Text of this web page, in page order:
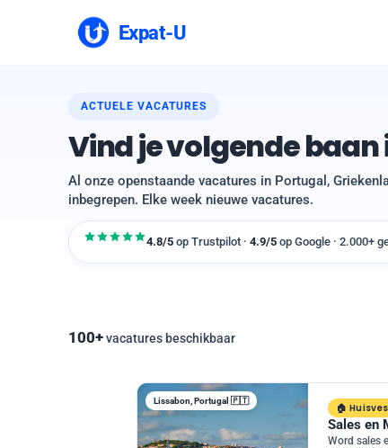
Expat-U
ACTUELE VACATURES
Vind je volgende
Al onze openstaande vacatures in Portugal,
inbegrepen. Elke week nieuwe vacatures.
4.8/5 op Trustpilot · 4.9/5 op Google · 2.000+
100+vacatures beschikbaar
Lissabon, Portugal 🇵🇹
Sales en
Word sales